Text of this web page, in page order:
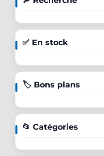
✅ En stock
🏷️ Bons plans
📂 Catégories